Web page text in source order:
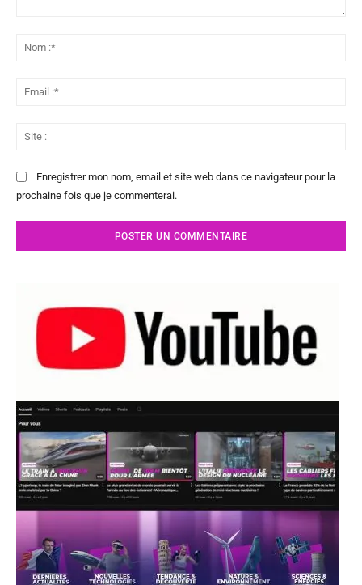
Enregistrer mon nom, email et site web dans ce navigateur pour la
prochaine fois que je commenterai.